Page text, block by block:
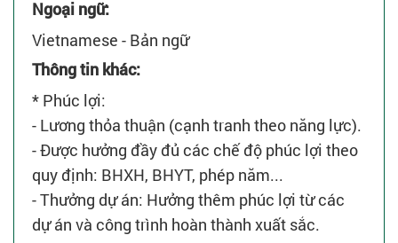
Ngoại ngữ:
Vietnamese - Bản ngữ
Thông tin khác:
* Phúc lợi:
- Lương thỏa thuận (cạnh tranh theo năng lực).
- Được hưởng đầy đủ các chế độ phúc lợi theo
quy định: BHXH, BHYT, phép năm...
- Thưởng dự án: Hưởng thêm phúc lợi từ các
dự án và công trình hoàn thành xuất sắc.